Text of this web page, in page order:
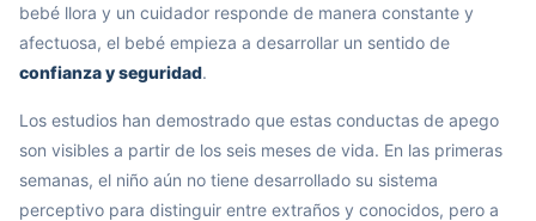
bebé llora y un cuidador responde de manera constante y
afectuosa, el bebé empieza a desarrollar un sentido de
confianza y seguridad.
Los estudios han demostrado que estas conductas de apego
son visibles a partir de los seis meses de vida. En las primeras
semanas, el niño aún no tiene desarrollado su sistema
perceptivo para distinguir entre extraños y conocidos, pero a